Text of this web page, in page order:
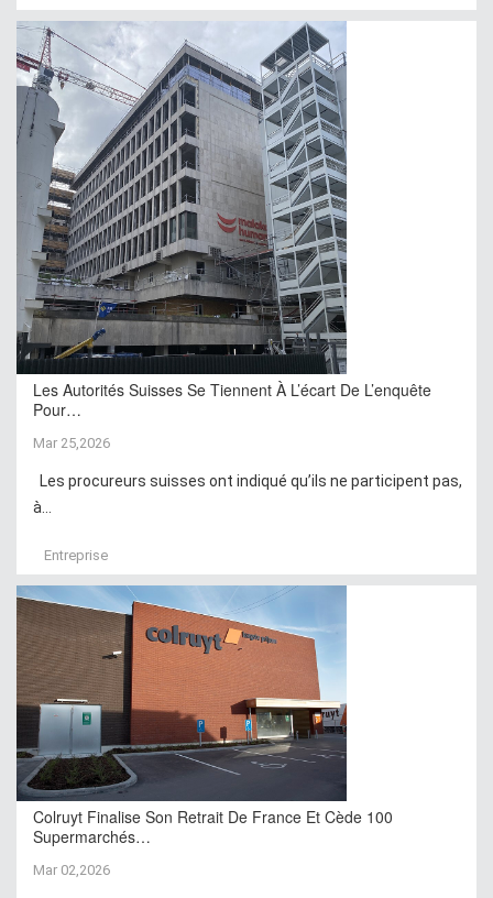
Les Autorités Suisses Se Tiennent À L’écart De L’enquête
Pour…
Mar 25,2026
Les procureurs suisses ont indiqué qu’ils ne participent pas,
à...
Entreprise
Colruyt Finalise Son Retrait De France Et Cède 100
Supermarchés…
Mar 02,2026